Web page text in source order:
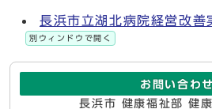
長浜市立湖北病院経営改善
別ウィンドウで開く
お問い合わせ
長浜市 健康福祉部 健